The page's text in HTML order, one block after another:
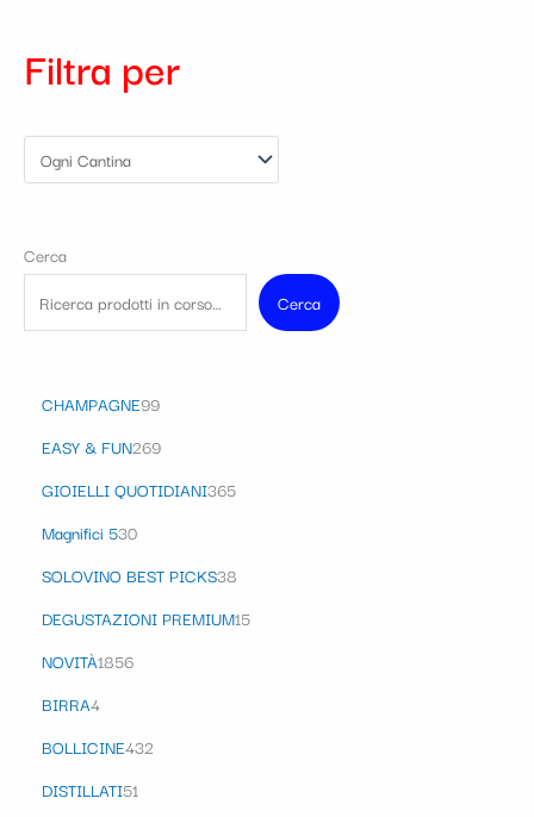
Filtra per
Cerca
Cerca
CHAMPAGNE99
EASY & FUN269
GIOIELLI QUOTIDIANI365
Magnifici 530
SOLOVINO BEST PICKS38
DEGUSTAZIONI PREMIUM15
NOVITÀ1856
BIRRA4
BOLLICINE432
DISTILLATI51